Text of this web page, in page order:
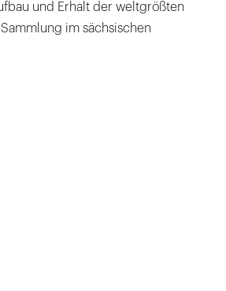
und Erhalt der weltgrößten
im sächsischen